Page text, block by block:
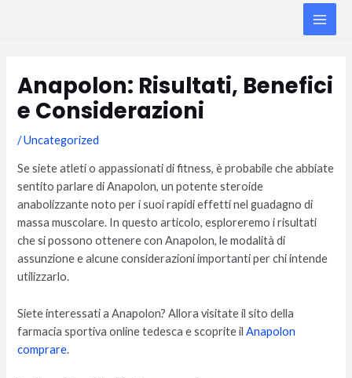
Anapolon: Risultati, Benefici
e Considerazioni
/Uncategorized
Se siete atleti o appassionati di fitness, è probabile che abbiate
sentito parlare di Anapolon, un potente steroide
anabolizzante noto per i suoi rapidi effetti nel guadagno di
massa muscolare. In questo articolo, esploreremo i risultati
che si possono ottenere con Anapolon, le modalità di
assunzione e alcune considerazioni importanti per chi intende
utilizzarlo.
Siete interessati a Anapolon? Allora visitate il sito della
farmacia sportiva online tedesca e scoprite ilAnapolon
comprare.